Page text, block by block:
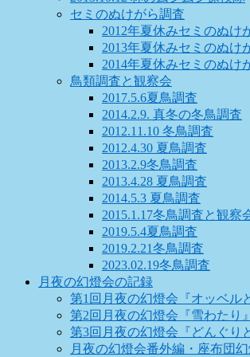
セミのぬけがら調査
2012年夏休みセミのぬけ
2013年夏休みセミのぬけ
2014年夏休みセミのぬけ
鳥類調査と観察会
2017.5.6夏鳥調査
2014.2.9. 真冬の冬鳥調査
2012.11.10 冬鳥調査
2012.4.30 夏鳥調査
2013.2.9冬鳥調査
2013.4.28 夏鳥調査
2014.5.3 夏鳥調査
2015.1.17冬鳥調査と観察
2019.5.4夏鳥調査
2019.2.21冬鳥調査
2023.02.19冬鳥調査
月夜の幻燈会の記録
第1回月夜の幻燈会『オッベル
第2回月夜の幻燈会『雪わたり
第3回月夜の幻燈会『どんぐり
月夜の幻燈会番外編・座布団